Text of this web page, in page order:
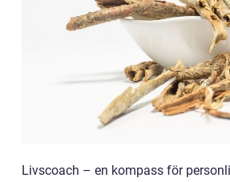
Livscoach – en kompass för